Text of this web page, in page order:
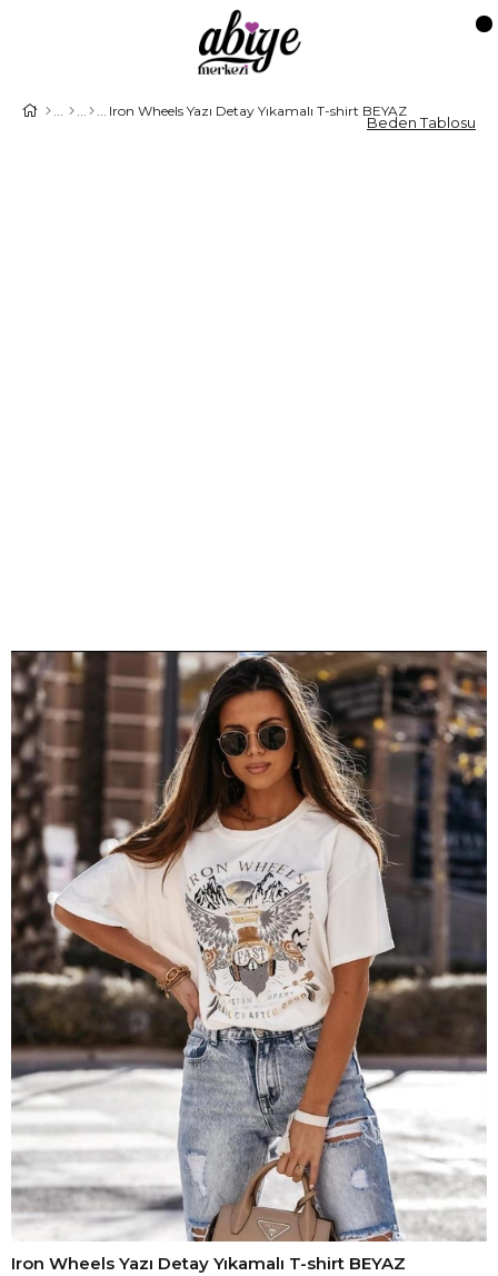
Iron Wheels Yazı Detay Yıkamalı T-shirt BEYAZ
Iron Wheels Yazı Detay Yıkamalı T-shirt BEYAZ
Beden Tablosu